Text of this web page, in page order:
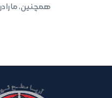
همچنین، ما را در